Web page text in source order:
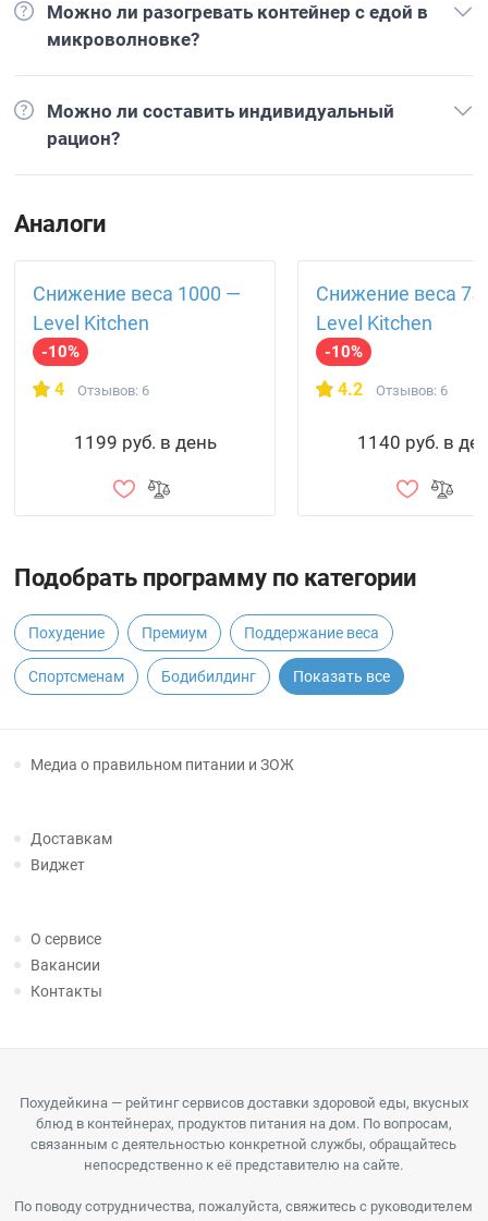
Можно ли разогревать контейнер с едой в
микроволновке?
Можно ли составить индивидуальный
рацион?
Аналоги
Снижение веса 1000 —
Level Kitchen
-10%
4 Отзывов: 6
1199 руб. в день
Снижение веса
Level Kitchen
-10%
4.2 Отзывов: 6
1140 руб. в
Подобрать программу по категории
Похудение Премиум Поддержание веса
Спортсменам Бодибилдинг Показать все
Медиа о правильном питании и ЗОЖ
Доставкам
Виджет
О сервисе
Вакансии
Контакты
Похудейкина — рейтинг сервисов доставки здоровой еды, вкусных
блюд в контейнерах, продуктов питания на дом. По вопросам,
связанным с деятельностью конкретной службы, обращайтесь
непосредственно к её представителю на сайте.
По поводу сотрудничества, пожалуйста, свяжитесь с руководителем